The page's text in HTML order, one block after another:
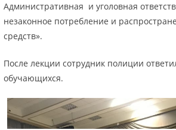
Административная и уголовная
незаконное потребление и
средств».
После лекции сотрудник полиции
обучающихся.